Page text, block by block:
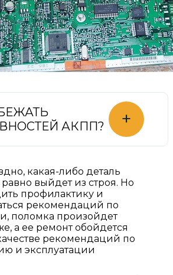
АКПП?
+
какая-либо деталь
выйдет из строя. Но
профилактику и
рекомендаций по
поломка произойдет
а ее ремонт обойдется
рекомендаций по
и эксплуатации